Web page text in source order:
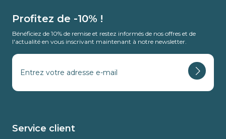
Profitez de -10% !
Bénéficiez de 10% de remise et restez informés de nos offres et de
l'actualité en vous inscrivant maintenant à notre newsletter.
Service client